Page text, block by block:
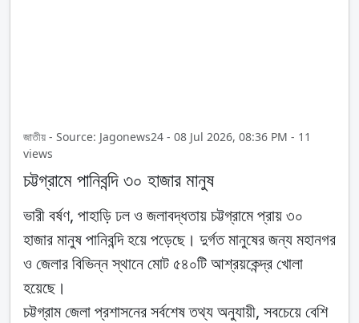
জাতীয় - Source: Jagonews24 - 08 Jul 2026, 08:36 PM - 11
views
চট্টগ্রামে পানিবন্দি ৩০ হাজার মানুষ
ভারী বর্ষণ, পাহাড়ি ঢল ও জলাবদ্ধতায় চট্টগ্রামে প্রায় ৩০
হাজার মানুষ পানিবন্দি হয়ে পড়েছে। দুর্গত মানুষের জন্য মহানগর
ও জেলার বিভিন্ন স্থানে মোট ৫৪০টি আশ্রয়কেন্দ্র খোলা
হয়েছে।
চট্টগ্রাম জেলা প্রশাসনের সর্বশেষ তথ্য অনুযায়ী, সবচেয়ে বেশি